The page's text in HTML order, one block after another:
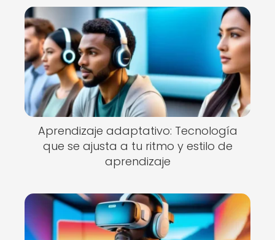
Aprendizaje adaptativo: Tecnología
que se ajusta a tu ritmo y estilo de
aprendizaje